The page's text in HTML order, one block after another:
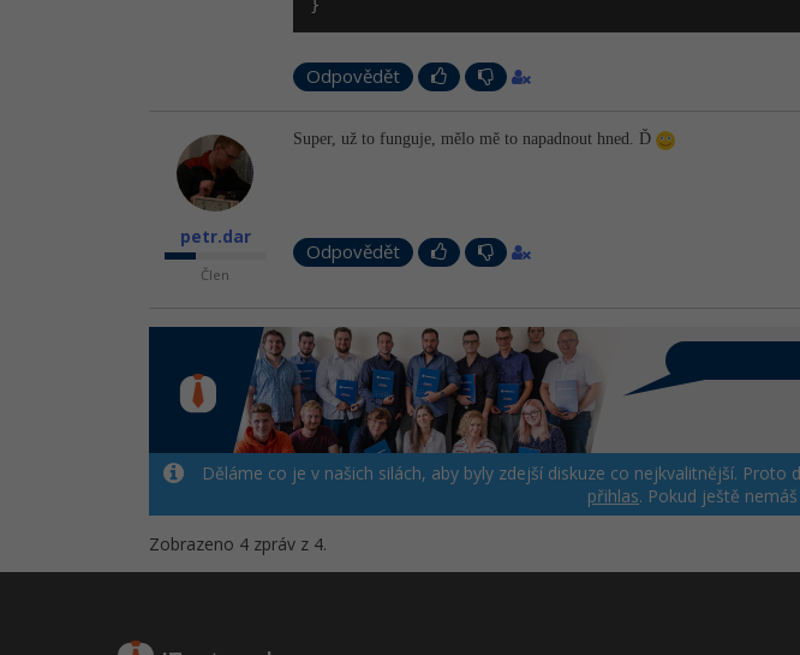
}
Odpovědět
petr.dar
Člen
Super, už to funguje, mělo mě to napadnout hned. Ď
Odpovědět
Děláme co je v našich silách, aby byly zdejší diskuze co nejkvalitnější.
přihlas. Pokud ještě
Zobrazeno 4 zpráv z 4.